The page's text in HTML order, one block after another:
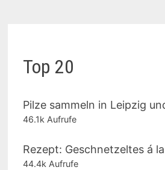
Top 20
Pilze sammeln in Leipzig
46.1k Aufrufe
Rezept: Geschnetzeltes á
44.4k Aufrufe